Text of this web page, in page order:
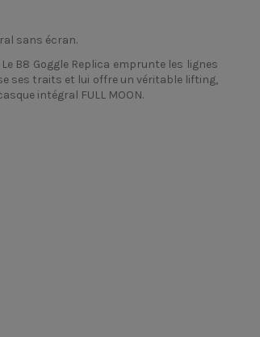
sans écran.
B8 Goggle Replica emprunte les lignes
ses traits et lui offre un véritable lifting,
intégral FULL MOON.